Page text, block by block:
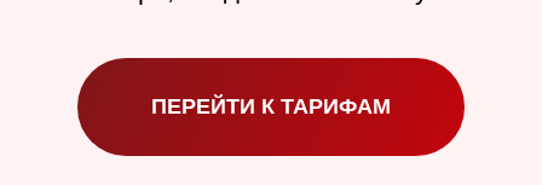
ПЕРЕЙТИ К ТАРИФАМ
тыс.
социальных